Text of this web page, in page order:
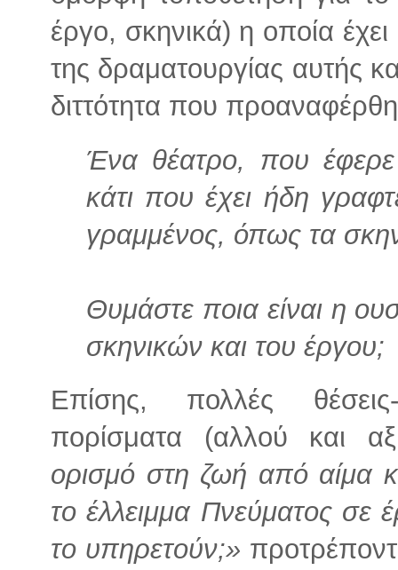
έργο, σκηνικά) η οποία
της δραματουργίας αυτής
διττότητα που
Ένα θέατρο, που έφερε
κάτι που έχει ήδη
γραμμένος, όπως τα
Θυμάστε ποια είναι η
σκηνικών και του έργου;
Επίσης, πολλές
πορίσματα (αλλού και
ορισμό στη ζωή από αίμα
το έλλειμμα Πνεύματος σε
το υπηρετούν;»